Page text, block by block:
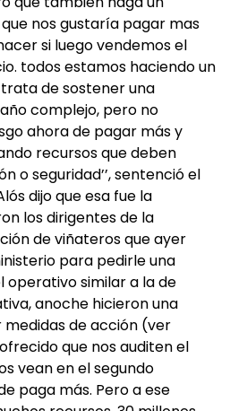
nos gustaría pagar mas
si luego vendemos el
todos estamos haciendo un
de sostener una
complejo, pero no
ahora de pagar más y
recursos que deben
o seguridad’’, sentenció el
dijo que esa fue la
los dirigentes de la
de viñateros que ayer
para pedirle una
operativo similar a la de
anoche hicieron una
de acción (ver
que nos auditen el
vean en el segundo
paga más. Pero a ese